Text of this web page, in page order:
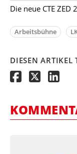
Die neue CTE ZED
Arbeitsbühne
DIESEN ARTIKEL